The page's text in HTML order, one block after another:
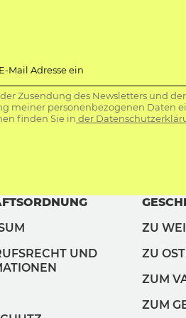
Mail Adresse ein
Zusendung des Newsletters und
meiner personenbezogenen Daten
finden Sie in der
UND
ZU
ZU
ZUM
ZUM